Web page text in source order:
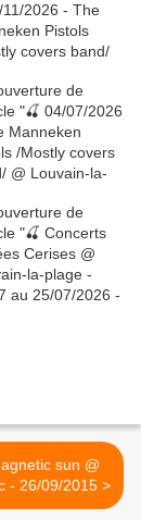
sun @
Rock Classic - 26/09/2015 >